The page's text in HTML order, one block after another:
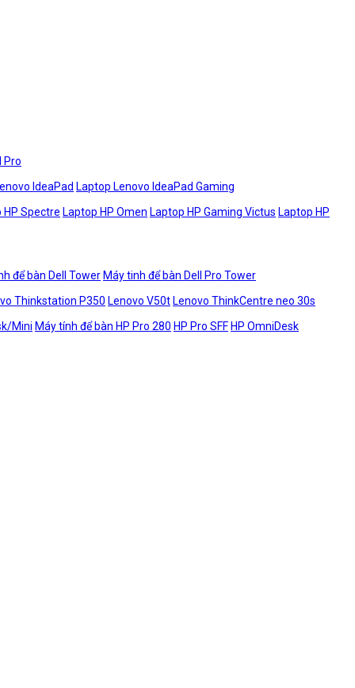
Pro
IdeaPad Laptop Lenovo IdeaPad Gaming
HP Spectre Laptop HP Omen Laptop HP Gaming Victus Laptop HP
để bàn Dell Tower Máy tinh để bàn Dell Pro Tower
Thinkstation P350 Lenovo V50t Lenovo ThinkCentre neo 30s
Mini Máy tính để bàn HP Pro 280 HP Pro SFF HP OmniDesk